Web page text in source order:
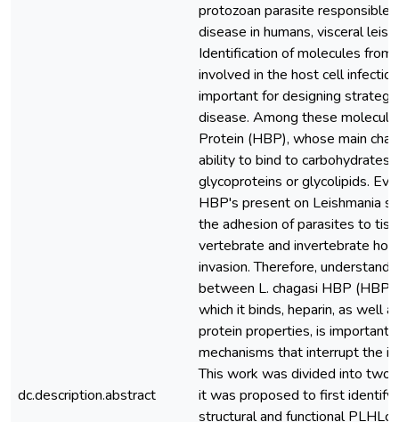
dc.description.abstract
protozoan parasite responsible
disease in humans, visceral
Identification of molecules from
involved in the host cell
important for designing
disease. Among these
Protein (HBP), whose main
ability to bind to carbohydrates
glycoproteins or glycolipids.
HBP's present on Leishmania
the adhesion of parasites to
vertebrate and invertebrate
invasion. Therefore,
between L. chagasi HBP
which it binds, heparin, as well
protein properties, is important
mechanisms that interrupt the
This work was divided into two
it was proposed to first identify
structural and functional PLHLc